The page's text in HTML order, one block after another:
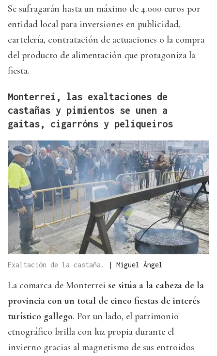
Se sufragarán hasta un máximo de 4.000 euros por
entidad local para inversiones en publicidad,
cartelería, contratación de actuaciones o la compra
del producto de alimentación que protagoniza la
fiesta.
Monterrei, las exaltaciones de
castañas y pimientos se unen a
gaitas, cigarróns y peliqueiros
Exaltación de la castaña. | Miguel Ángel
La comarca de Monterrei se sitúa a la cabeza de la
provincia con un total de cinco fiestas de interés
turístico gallego. Por un lado, el patrimonio
etnográfico brilla con luz propia durante el
invierno gracias al magnetismo de sus entroidos